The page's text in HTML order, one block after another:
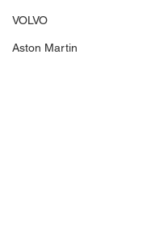
VOLVO
Aston Martin